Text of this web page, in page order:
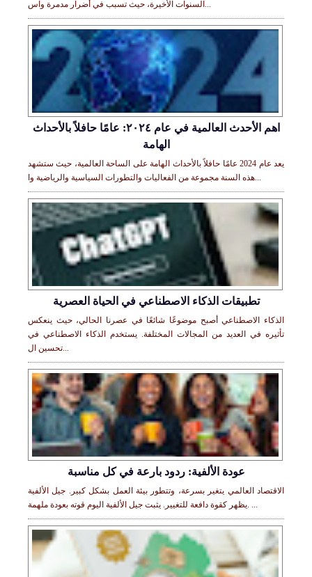
السنوات الأخيرة، حيث تسبب في أضرار مدمرة واس...
اهم الأحدث العالمية في عام ٢٠٢٤: عامًا حافلاً بالأحداث
الهامة
يعد عام 2024 عامًا حافلاً بالأحداث الهامة على الساحة العالمية، حيث ستشهد
هذه السنة مجموعة من الفعاليات والتطورات السياسية والرياضية وا...
تطبيقات الذكاء الاصطناعي في الحياة العصرية
الذكاء الاصطناعي أصبح موضوعًا شائعًا في عصرنا الحالي، حيث ينعكس
تأثيره في العديد من المجالات المختلفة. يستخدم الذكاء الاصطناعي في
تحسين ال...
عودة الألفية: ردود بارعة في كل مناسبة
الاقتصاد العالمي يتغير بسرعة، وتتطور بيئة العمل بشكل كبير. جيل الألفية
يظهر كقوة دافعة للتغيير. يثبت جيل الألفية اليوم قوته بعودة ملهمة. ...